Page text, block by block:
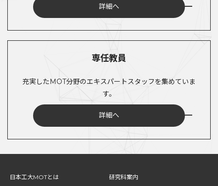
詳細へ
専任教員
充実したMOT分野のエキスパートスタッフを集めていま
す。
詳細へ
日本工大MOTとは
研究科案内